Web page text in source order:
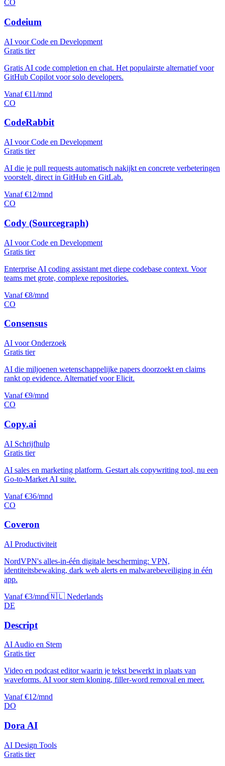
CO
Codeium
AI voor Code en Development
Gratis tier
Gratis AI code completion en chat. Het populairste alternatief voor
GitHub Copilot voor solo developers.
Vanaf €11/mnd
CO
CodeRabbit
AI voor Code en Development
Gratis tier
AI die je pull requests automatisch nakijkt en concrete verbeteringen
voorstelt, direct in GitHub en GitLab.
Vanaf €12/mnd
CO
Cody (Sourcegraph)
AI voor Code en Development
Gratis tier
Enterprise AI coding assistant met diepe codebase context. Voor
teams met grote, complexe repositories.
Vanaf €8/mnd
CO
Consensus
AI voor Onderzoek
Gratis tier
AI die miljoenen wetenschappelijke papers doorzoekt en claims
rankt op evidence. Alternatief voor Elicit.
Vanaf €9/mnd
CO
Copy.ai
AI Schrijfhulp
Gratis tier
AI sales en marketing platform. Gestart als copywriting tool, nu een
Go-to-Market AI suite.
Vanaf €36/mnd
CO
Coveron
AI Productiviteit
NordVPN's alles-in-één digitale bescherming: VPN,
identiteitsbewaking, dark web alerts en malwarebeveiliging in één
app.
Vanaf €3/mnd🇳🇱 Nederlands
DE
Descript
AI Audio en Stem
Gratis tier
Video en podcast editor waarin je tekst bewerkt in plaats van
waveforms. AI voor stem kloning, filler-word removal en meer.
Vanaf €12/mnd
DO
Dora AI
AI Design Tools
Gratis tier